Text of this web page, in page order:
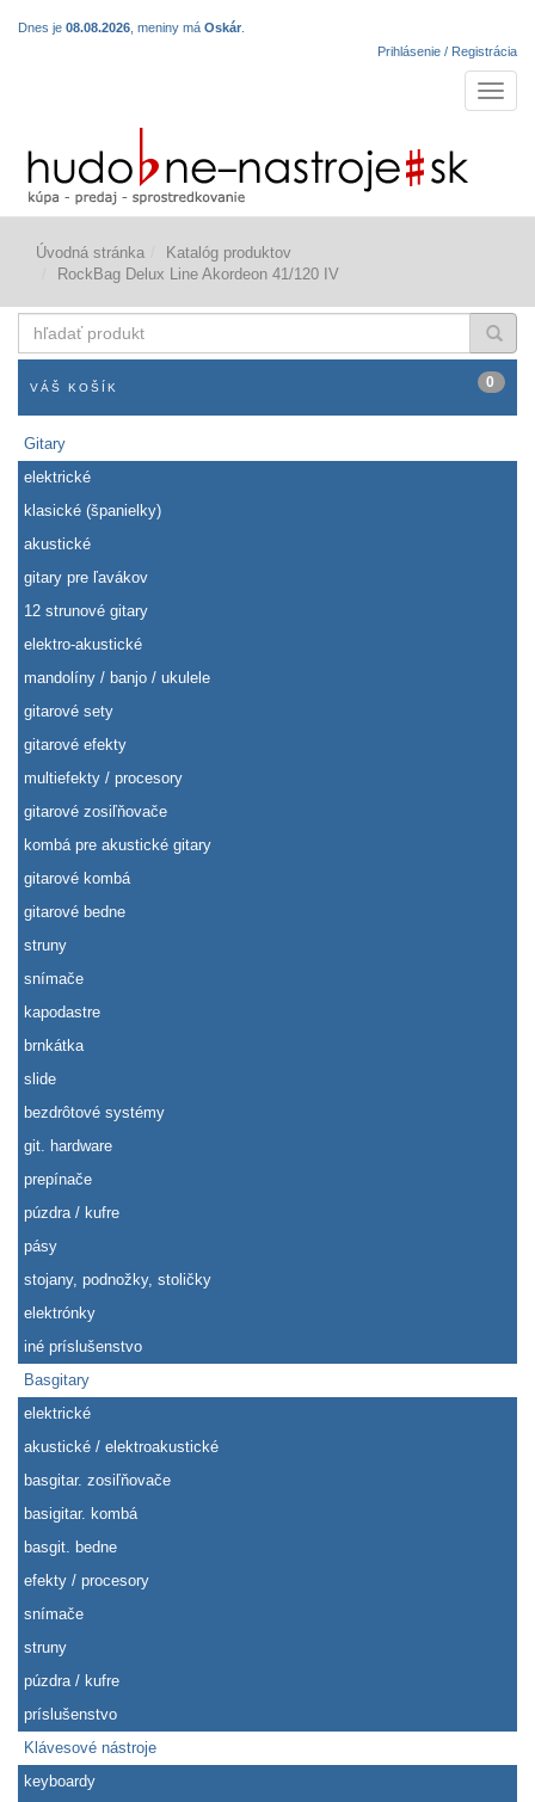
Dnes je 08.08.2026 , meniny má Oskár
Prihlásenie / Registrácia
Úvodná stránka
Katalóg produktov
RockBag Delux Line Akordeon 41/120 IV
produkt
VÁŠ KOŠÍK 0
Gitary
elektrické
klasické (španielky)
akustické
gitary pre ľavákov
12 strunové gitary
elektro-akustické
mandolíny / banjo / ukulele
gitarové sety
gitarové efekty
multiefekty / procesory
gitarové zosiľňovače
kombá pre akustické gitary
gitarové kombá
gitarové bedne
struny
snímače
kapodastre
brnkátka
slide
bezdrôtové systémy
git. hardware
prepínače
púzdra / kufre
pásy
stojany, podnožky, stoličky
elektrónky
iné príslušenstvo
Basgitary
elektrické
akustické / elektroakustické
basgitar. zosiľňovače
basigitar. kombá
basgit. bedne
efekty / procesory
snímače
struny
púzdra / kufre
príslušenstvo
Klávesové nástroje
keyboardy